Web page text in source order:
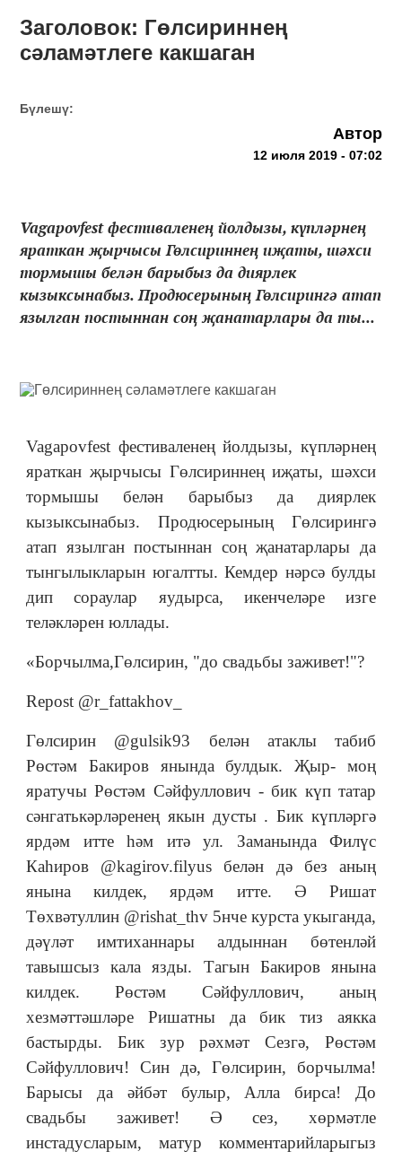
Заголовок: Гөлсириннең
сәламәтлеге какшаган
Бүлешү:
Автор
12 июля 2019 - 07:02
Vagapovfest фестиваленең йолдызы, күпләрнең
яраткан җырчысы Гөлсириннең иҗаты, шәхси
тормышы белән барыбыз да диярлек
кызыксынабыз. Продюсерының Гөлсирингә атап
язылган постыннан соң җанатарлары да ты...
Vagapovfest фестиваленең йолдызы, күпләрнең
яраткан җырчысы Гөлсириннең иҗаты, шәхси
тормышы белән барыбыз да диярлек
кызыксынабыз. Продюсерының Гөлсирингә
атап язылган постыннан соң җанатарлары да
тынгылыкларын югалтты. Кемдер нәрсә булды
дип сораулар яудырса, икенчеләре изге
теләкләрен юллады.
«Борчылма,Гөлсирин, "до свадьбы заживет!"?
Repost @r_fattakhov_
Гөлсирин @gulsik93 белән атаклы табиб
Рөстәм Бакиров янында булдык. Җыр- моң
яратучы Рөстәм Сәйфуллович - бик күп татар
сәнгатькәрләренең якын дусты . Бик күпләргә
ярдәм итте һәм итә ул. Заманында Филүс
Каһиров @kagirov.filyus белән дә без аның
янына килдек, ярдәм итте. Ә Ришат
Төхвәтуллин @rishat_thv 5нче курста укыганда,
дәүләт имтиханнары алдыннан бөтенләй
тавышсыз кала язды. Тагын Бакиров янына
килдек. Рөстәм Сәйфуллович, аның
хезмәттәшләре Ришатны да бик тиз аякка
бастырды. Бик зур рәхмәт Сезгә, Рөстәм
Сәйфуллович! Син дә, Гөлсирин, борчылма!
Барысы да әйбәт булыр, Алла бирса! До
свадьбы заживет! Ә сез, хөрмәтле
инстадусларым, матур комментарийларыгыз